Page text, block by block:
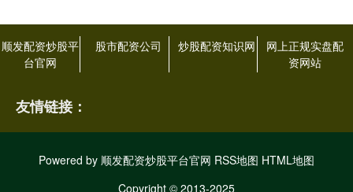
顺发配资炒股平
台官网
股市配资公司 炒股配资知识网
网上正规实盘配
资网站
友情链接：
Powered by 顺发配资炒股平台官网 RSS地图 HTML地图
Copyright © 2013-2025